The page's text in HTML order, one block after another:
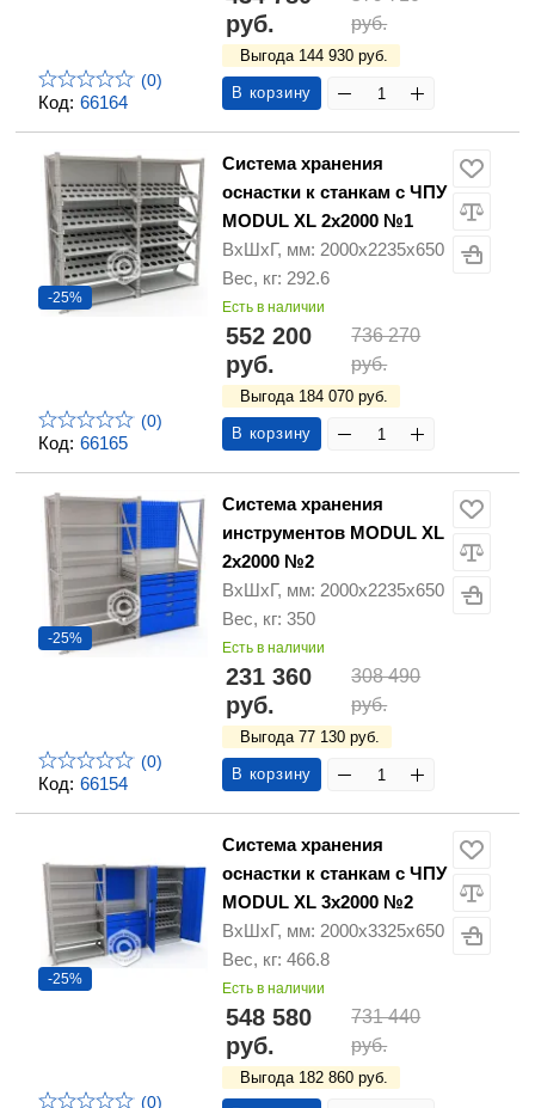
Код: 66164
(0)
руб.
руб.
Выгода 144 930 руб.
В корзину
Код: 66165
-25%
(0)
Система хранения
оснастки к станкам с ЧПУ
MODUL XL 2х2000 №1
ВхШхГ, мм: 2000х2235х650
Вес, кг: 292.6
Есть в наличии
552 200
руб.
736 270
руб.
Выгода 184 070 руб.
В корзину
Код: 66154
-25%
(0)
Система хранения
инструментов MODUL XL
2x2000 №2
ВхШхГ, мм: 2000х2235х650
Вес, кг: 350
Есть в наличии
231 360
руб.
308 490
руб.
Выгода 77 130 руб.
В корзину
-25%
(0)
Система хранения
оснастки к станкам с ЧПУ
MODUL XL 3х2000 №2
ВхШхГ, мм: 2000х3325х650
Вес, кг: 466.8
Есть в наличии
548 580
руб.
731 440
руб.
Выгода 182 860 руб.